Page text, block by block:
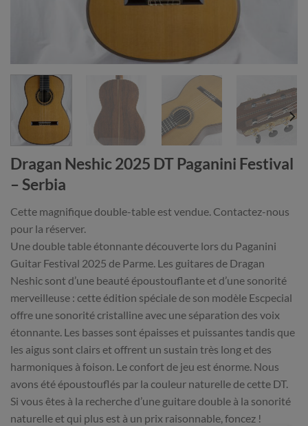
Dragan Neshic 2025 DT Paganini Festival
– Serbia
Cette magnifique double-table est vendue. Contactez-nous
pour la réserver.
Une double table étonnante découverte lors du Paganini
Guitar Festival 2025 de Parme. Les guitares de Dragan
Neshic sont d’une beauté époustouflante et d’une sonorité
merveilleuse : cette édition spéciale de son modèle Escpecial
offre une sonorité cristalline avec une séparation des voix
étonnante. Les basses sont épaisses et puissantes tandis que
les aigus sont clairs et offrent un sustain très long et des
harmoniques à foison. Le confort de jeu est énorme. Nous
avons été époustouflés par la couleur naturelle de cette DT.
Si vous êtes à la recherche d’une guitare double à la sonorité
naturelle et qui plus est à un prix raisonnable, foncez !